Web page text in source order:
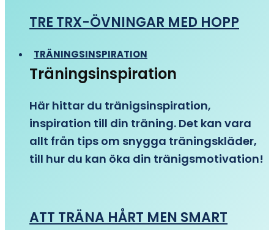
TRE TRX-ÖVNINGAR MED HOPP
TRÄNINGSINSPIRATION
Träningsinspiration
Här hittar du tränigsinspiration,
inspiration till din träning. Det kan vara
allt från tips om snygga träningskläder,
till hur du kan öka din tränigsmotivation!
ATT TRÄNA HÅRT MEN SMART